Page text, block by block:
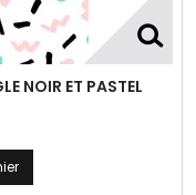
NOIR ET PASTEL